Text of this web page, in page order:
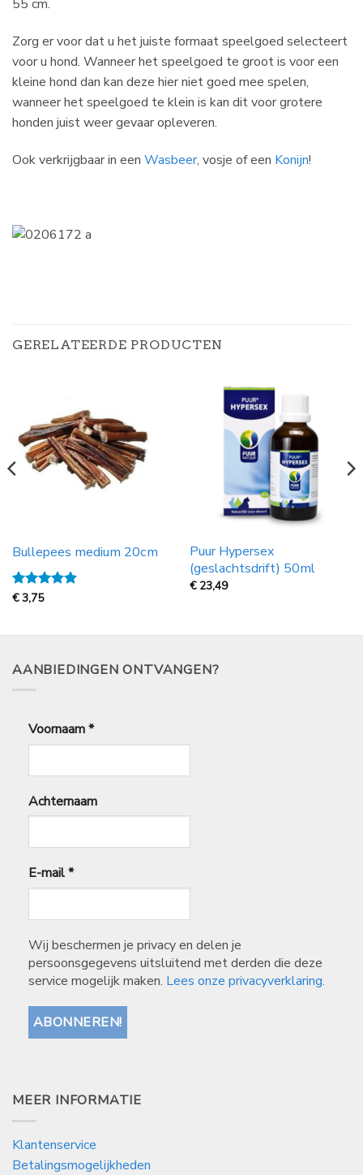
55 cm.
Zorg er voor dat u het juiste formaat speelgoed selecteert
voor u hond. Wanneer het speelgoed te groot is voor een
kleine hond dan kan deze hier niet goed mee spelen,
wanneer het speelgoed te klein is kan dit voor grotere
honden juist weer gevaar opleveren.
Ook verkrijgbaar in een Wasbeer, vosje of een Konijn!
GERELATEERDE PRODUCTEN
Bullepees medium 20cm
Gewaardeerd
€3,75
Puur Hypersex
(geslachtsdrift) 50ml
€ 23,49
AANBIEDINGEN ONTVANGEN?
Voornaam*
Achternaam
E-mail*
Wij beschermen je privacy en delen je
persoonsgegevens uitsluitend met derden die deze
service mogelijk maken. Lees onze privacyverklaring.
MEER INFORMATIE
Klantenservice
Betalingsmogelijkheden